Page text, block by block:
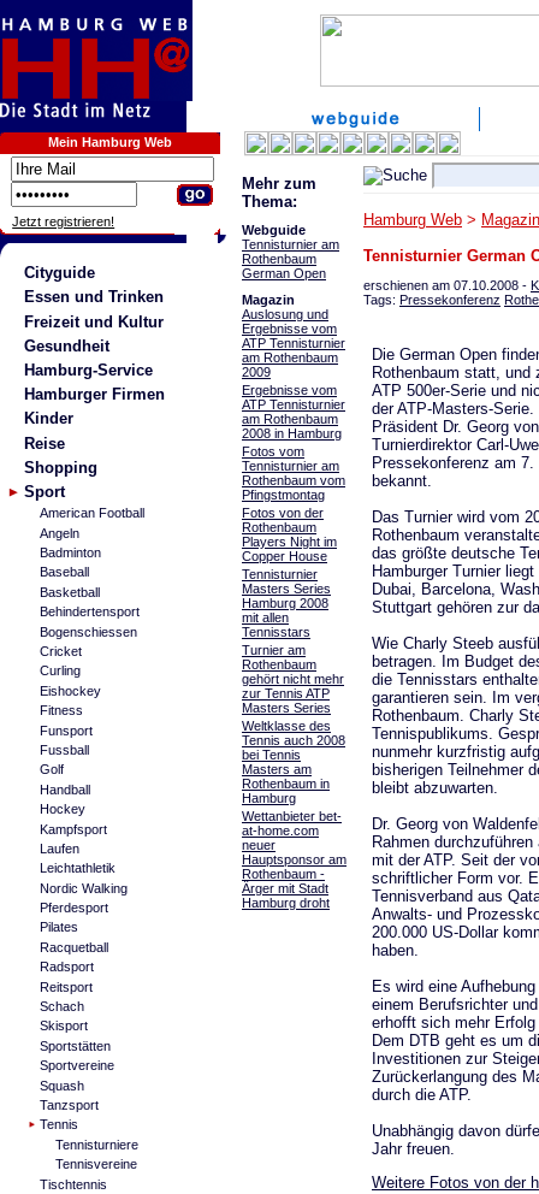
Mein Hamburg Web
Jetzt registrieren!
Cityguide
Essen und Trinken
Freizeit und Kultur
Gesundheit
Hamburg-Service
Hamburger Firmen
Kinder
Reise
Shopping
Sport
American Football
Angeln
Badminton
Baseball
Basketball
Behindertensport
Bogenschiessen
Cricket
Curling
Eishockey
Fitness
Funsport
Fussball
Golf
Handball
Hockey
Kampfsport
Laufen
Leichtathletik
Nordic Walking
Pferdesport
Pilates
Racquetball
Radsport
Reitsport
Schach
Skisport
Sportstätten
Sportvereine
Squash
Tanzsport
Tennis
Tennisturniere
Tennisvereine
Tischtennis
Mehr zum
Thema:
Webguide
Tennisturnier am
Rothenbaum
German Open
Magazin
Auslosung und
Ergebnisse vom
ATP Tennisturnier
am Rothenbaum
2009
Ergebnisse vom
ATP Tennisturnier
am Rothenbaum
2008 in Hamburg
Fotos vom
Tennisturnier am
Rothenbaum vom
Pfingstmontag
Fotos von der
Rothenbaum
Players Night im
Copper House
Tennisturnier
Masters Series
Hamburg 2008
mit allen
Tennisstars
Turnier am
Rothenbaum
gehört nicht mehr
zur Tennis ATP
Masters Series
Weltklasse des
Tennis auch 2008
bei Tennis
Masters am
Rothenbaum in
Hamburg
Wettanbieter bet-
at-home.com
neuer
Hauptsponsor am
Rothenbaum -
Ärger mit Stadt
Hamburg droht
Hamburg Web > Magazin
Tennisturnier German
erschienen am 07.10.2008 -
Tags: Pressekonferenz
Die German Open
Rothenbaum statt, und
ATP 500er-Serie und
der ATP-Masters-
Präsident Dr. Georg
Turnierdirektor Carl-
Pressekonferenz am
bekannt.
Das Turnier wird vom
Rothenbaum
das größte deutsche
Hamburger Turnier
Dubai, Barcelona,
Stuttgart gehören zur
Wie Charly Steeb
betragen. Im Budget
die Tennisstars
garantieren sein. Im
Rothenbaum. Charly
Tennispublikums.
nunmehr kurzfristig
bisherigen Teilnehmer
bleibt abzuwarten.
Dr. Georg von
Rahmen
mit der ATP. Seit der
schriftlicher Form vor.
Tennisverband aus
Anwalts- und
200.000 US-Dollar
haben.
Es wird eine
einem Berufsrichter
erhofft sich mehr
Dem DTB geht es um
Investitionen zur
Zurückerlangung des
durch die ATP.
Unabhängig davon
Jahr freuen.
Weitere Fotos von der